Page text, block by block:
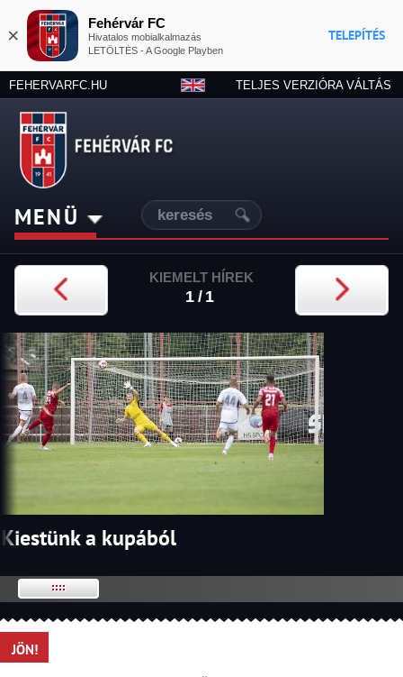
×
Fehérvár FC
Hivatalos mobialkalmazás
LETÖLTÉS - A Google Playben
TELEPÍTÉS
FEHERVARFC.HU TELJES VERZIÓRA VÁLTÁS
MENÜ
KIEMELT HÍREK
1/1
Kiestünk a kupából
JÖN!